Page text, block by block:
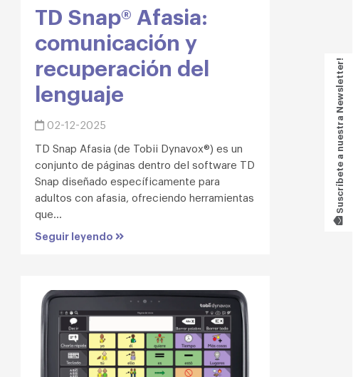
Suscríbete a nuestra Newsletter!
TD Snap® Afasia:
comunicación y
recuperación del
lenguaje
02-12-2025
TD Snap Afasia (de Tobii Dynavox®) es un
conjunto de páginas dentro del software TD
Snap diseñado específicamente para
adultos con afasia, ofreciendo herramientas
que...
Seguir leyendo